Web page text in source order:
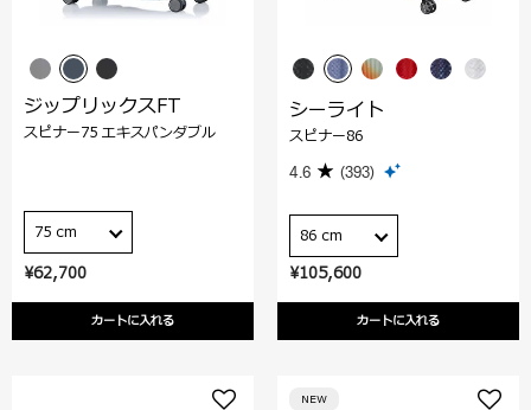
¥62,700
カートに入れる
ジップリックスFT
スピナー75 エキスパンダブル
75 cm
¥105,600
カートに入れる
シーライト
スピナー86
4.6 (393)
86 cm
NEW